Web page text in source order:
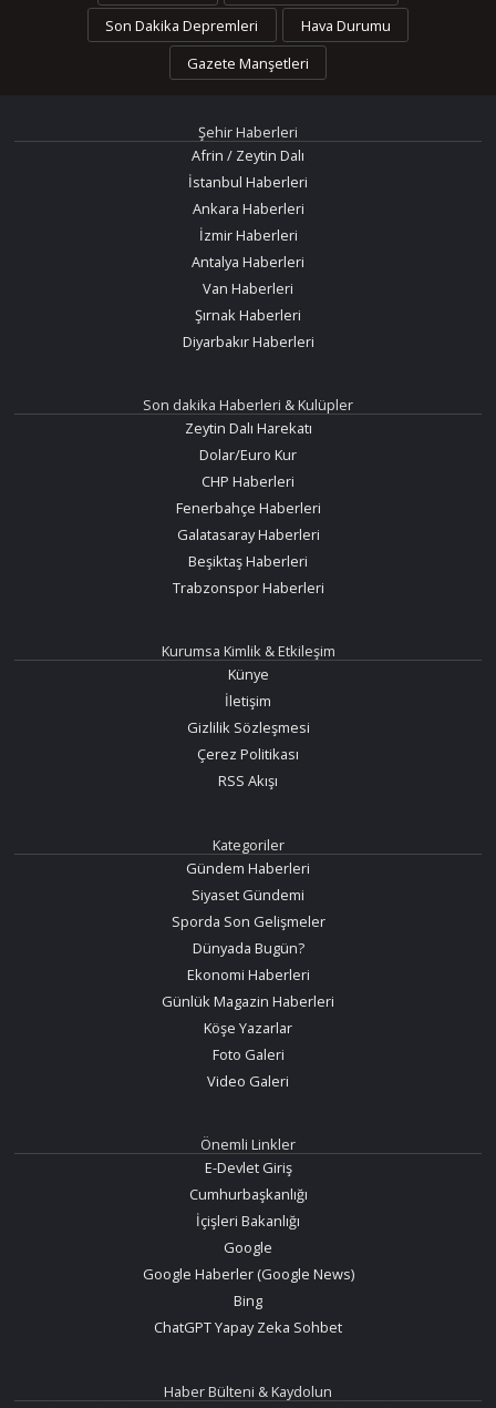
Son Dakika Depremleri
Hava Durumu
Gazete Manşetleri
Şehir Haberleri
Afrin / Zeytin Dalı
İstanbul Haberleri
Ankara Haberleri
İzmir Haberleri
Antalya Haberleri
Van Haberleri
Şırnak Haberleri
Diyarbakır Haberleri
Son dakika Haberleri & Kulüpler
Zeytin Dalı Harekatı
Dolar/Euro Kur
CHP Haberleri
Fenerbahçe Haberleri
Galatasaray Haberleri
Beşiktaş Haberleri
Trabzonspor Haberleri
Kurumsa Kimlik & Etkileşim
Künye
İletişim
Gizlilik Sözleşmesi
Çerez Politikası
RSS Akışı
Kategoriler
Gündem Haberleri
Siyaset Gündemi
Sporda Son Gelişmeler
Dünyada Bugün?
Ekonomi Haberleri
Günlük Magazin Haberleri
Köşe Yazarlar
Foto Galeri
Video Galeri
Önemli Linkler
E-Devlet Giriş
Cumhurbaşkanlığı
İçişleri Bakanlığı
Google
Google Haberler (Google News)
Bing
ChatGPT Yapay Zeka Sohbet
Haber Bülteni & Kaydolun